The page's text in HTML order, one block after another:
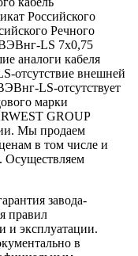
Российского
Речного
LS 7х0,75
аналоги кабеля
внешней
LS-отсутствует
марки
GROUP
Мы продаем
в том числе и
завода-
правил
и эксплуатации.
в